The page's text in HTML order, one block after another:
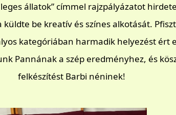
állatok” címmel rajzpályázatot
be kreatív és színes alkotását.
kategóriában harmadik helyezést ért
Pannának a szép eredményhez, és
felkészítést Barbi néninek!